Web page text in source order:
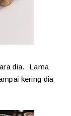
dia. Lama
kering dia